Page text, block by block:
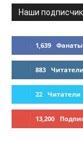
Наши
1,639 Фанаты
883 Читатели
22 Читатели
13,200